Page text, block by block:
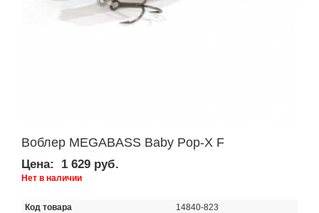
Воблер MEGABASS Baby Pop-X F
Цена: 1 629 руб.
Нет в наличии
Код товара
14840-823